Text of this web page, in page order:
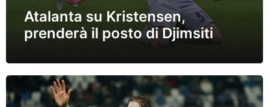
Atalanta su Kristensen,
prenderà il posto di Djimsiti